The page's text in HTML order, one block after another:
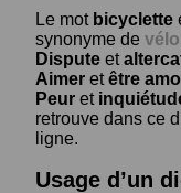
Le mot bicyclette
synonyme de vélo
Dispute et
Aimer etêtre
Peur et
retrouve dans ce
ligne.
Usage d’un